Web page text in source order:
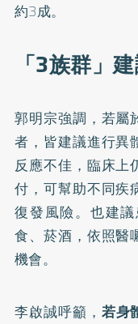
約3成。
「3族群」
郭明宗強調，若屬
者，皆建議進行異
反應不佳，臨床上
付，可幫助不同疾
復發風險。也建
食、菸酒，依照醫
機會。
李啟誠呼籲， 若身